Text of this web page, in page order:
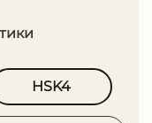
HSK4